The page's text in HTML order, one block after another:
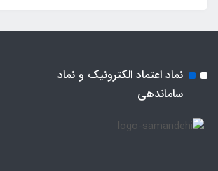
نماد اعتماد الکترونیک و نماد
ساماندهی